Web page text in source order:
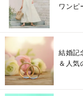
ワンピ
結婚記
＆人気